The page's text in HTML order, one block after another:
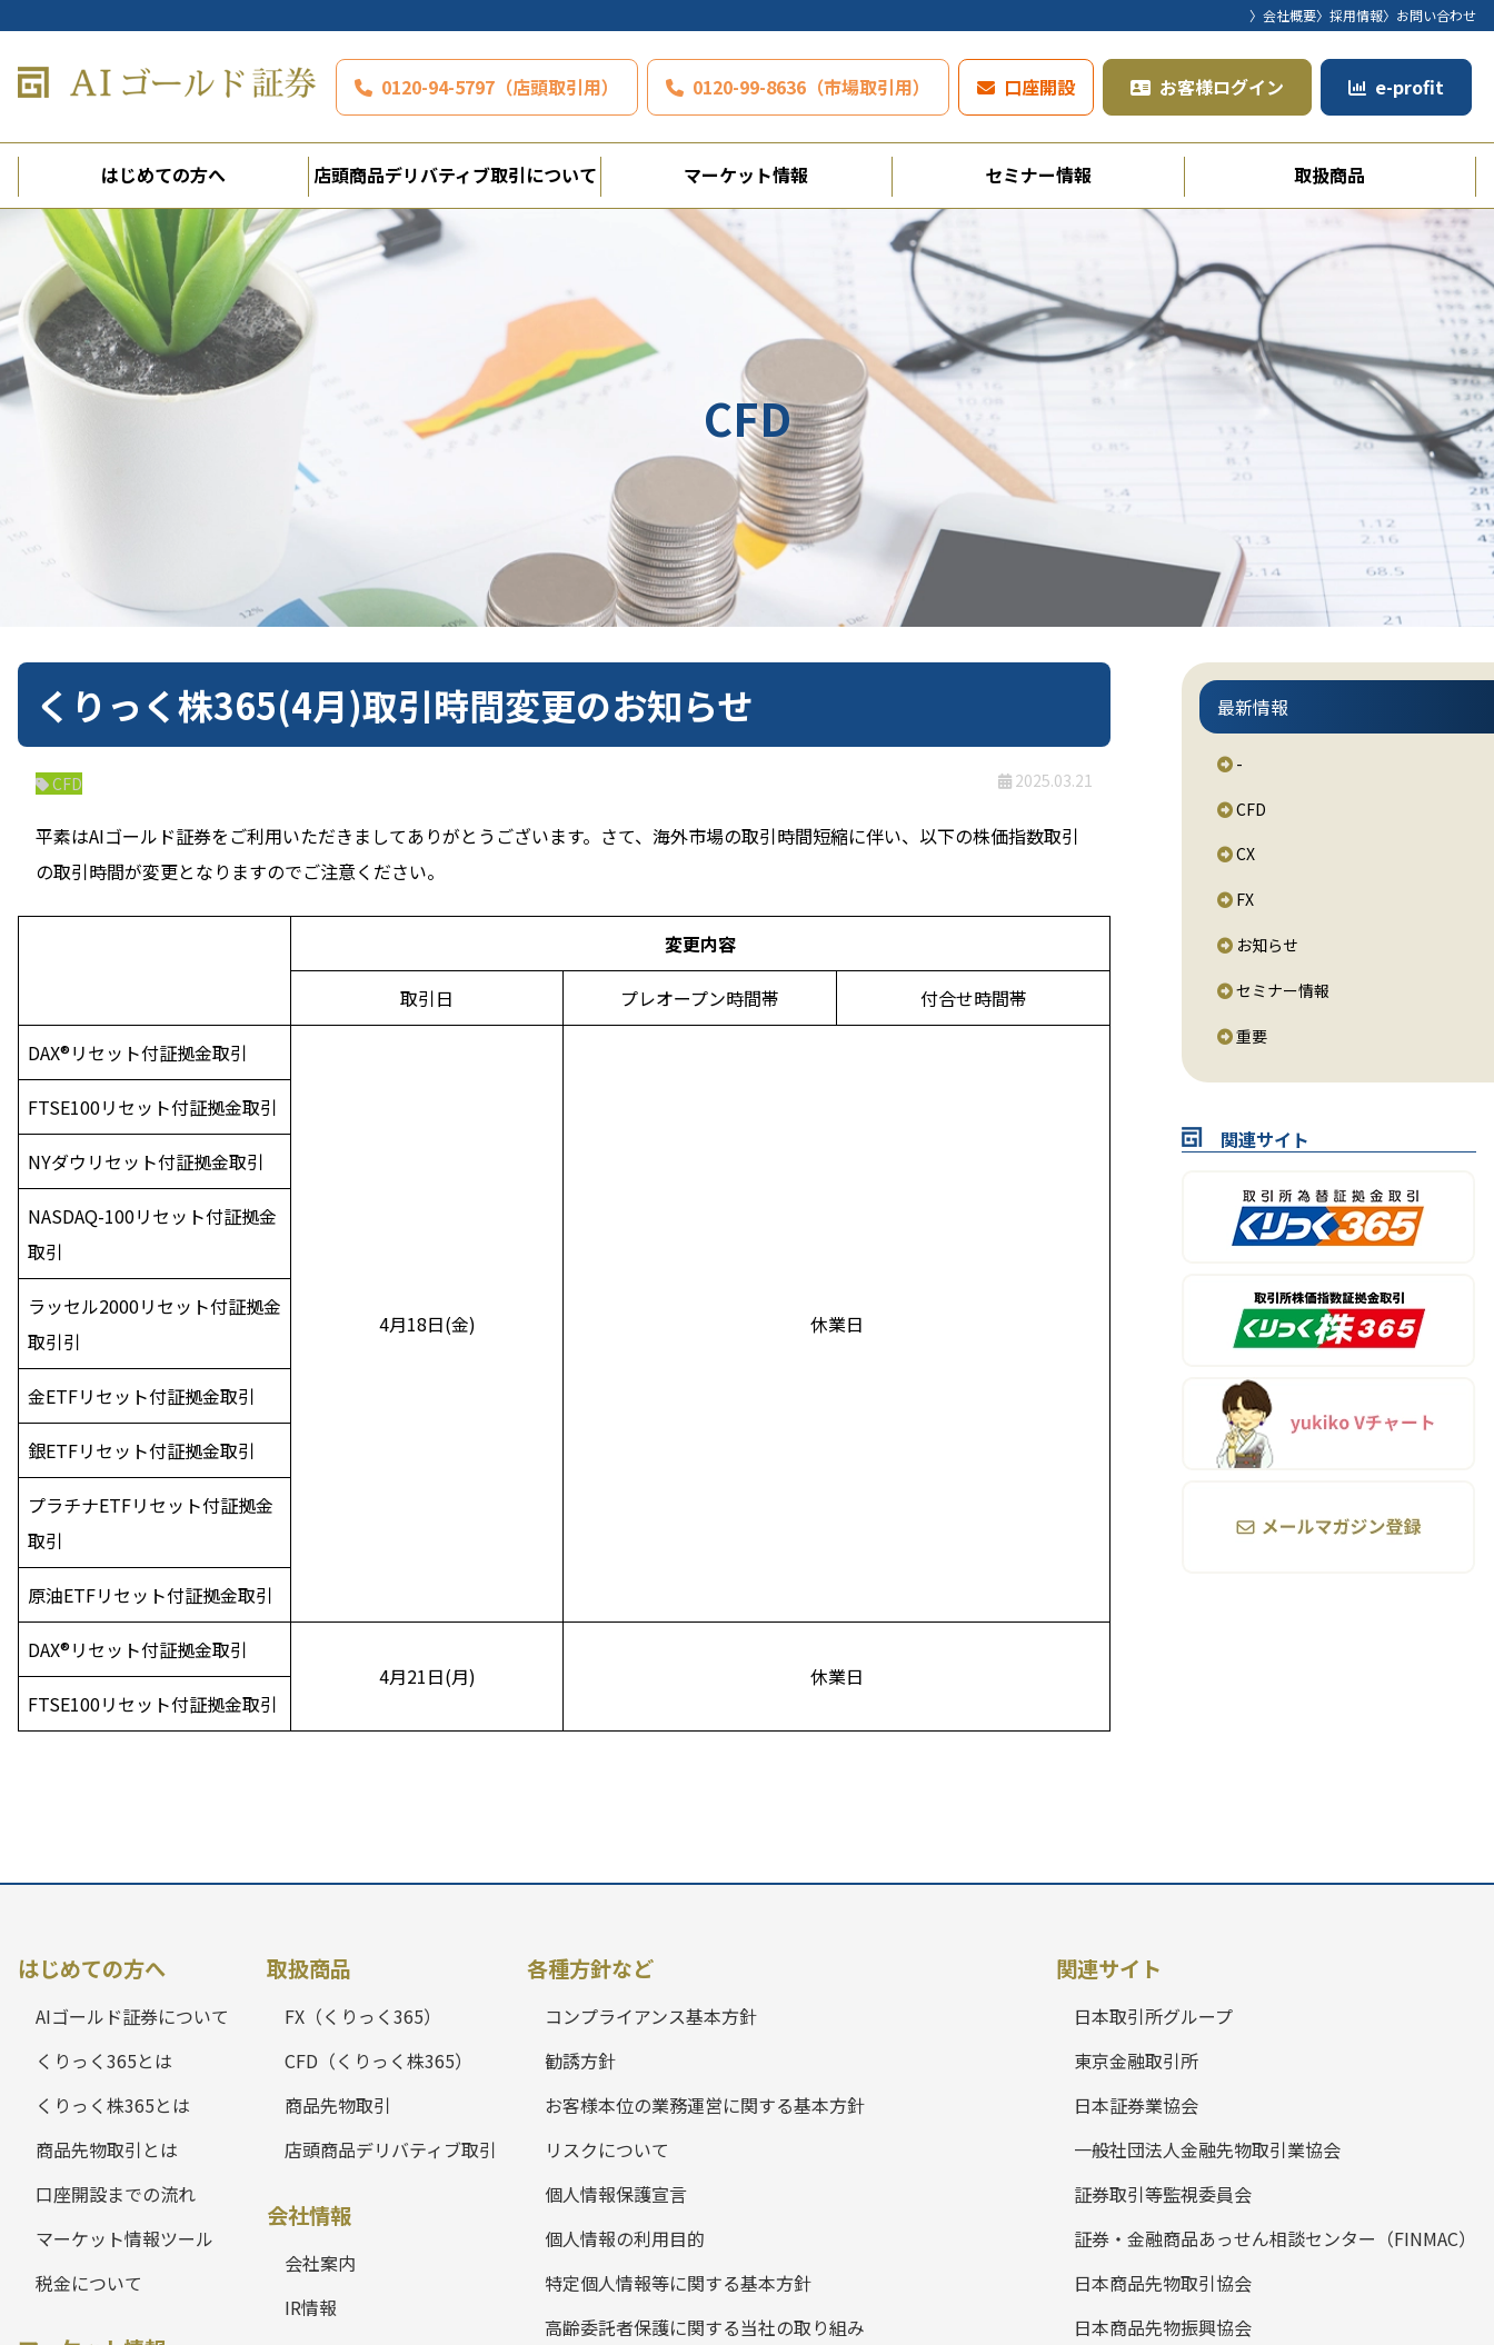
〉会社概要〉採用情報〉お問い合わせ
0120-94-5797（店頭取引用） 0120-99-8636（市場取引用） 口座開設 お客様ログイン e-profit
はじめての方へ 店頭商品デリバティブ取引について マーケット情報 セミナー情報 取扱商品
CFD
くりっく株365(4月)取引時間変更のお知らせ
CFD 2025.03.21
平素はAIゴールド証券をご利用いただきましてありがとうございます。さて、海外市場の取引時間短縮に伴い、以下の株価指数取引
の取引時間が変更となりますのでご注意ください。
変更内容
取引日 プレオープン時間帯 付合せ時間帯
DAX®リセット付証拠金取引
4月18日(金) 休業日
FTSE100リセット付証拠金取引
NYダウリセット付証拠金取引
NASDAQ-100リセット付証拠金
取引
ラッセル2000リセット付証拠金
取引引
金ETFリセット付証拠金取引
銀ETFリセット付証拠金取引
プラチナETFリセット付証拠金
取引
原油ETFリセット付証拠金取引
DAX®リセット付証拠金取引
4月21日(月)
休業日
FTSE100リセット付証拠金取引
最新情報
-
CFD
CX
FX
お知らせ
セミナー情報
重要
関連サイト
はじめての方へ
AIゴールド証券について
くりっく365とは
くりっく株365とは
商品先物取引とは
口座開設までの流れ
マーケット情報ツール
税金について
取扱商品
FX（くりっく365）
CFD（くりっく株365）
商品先物取引
店頭商品デリバティブ取引
会社情報
会社案内
IR情報
各種方針など
コンプライアンス基本方針
勧誘方針
お客様本位の業務運営に関する基本方針
リスクについて
個人情報保護宣言
個人情報の利用目的
特定個人情報等に関する基本方針
高齢委託者保護に関する当社の取り組み
関連サイト
日本取引所グループ
東京金融取引所
日本証券業協会
一般社団法人金融先物取引業協会
証券取引等監視委員会
証券・金融商品あっせん相談センター（FINMAC）
日本商品先物取引協会
日本商品先物振興協会